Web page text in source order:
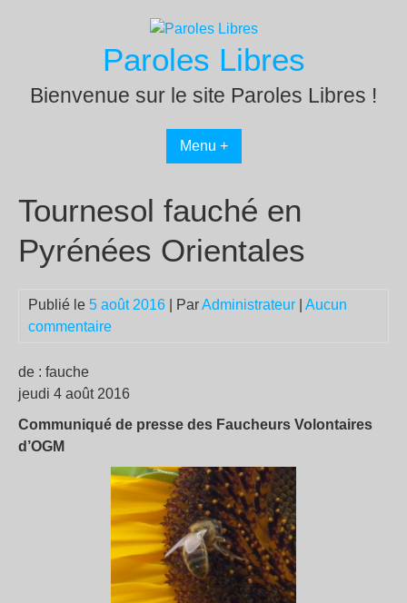
Paroles Libres
Bienvenue sur le site Paroles Libres !
Menu +
Tournesol fauché en
Pyrénées Orientales
Publié le 5 août 2016 | ParAdministrateur
Aucun
commentaire
de : fauche
jeudi 4 août 2016
Communiqué de presse des Faucheurs Volontaires
d’OGM